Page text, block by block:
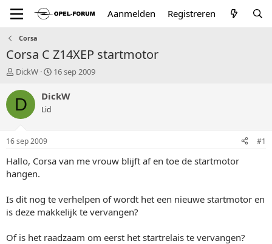
Aanmelden Registreren
Corsa
Corsa C Z14XEP startmotor
T
p
a
r
e
DickW
S
a
u
16 sep 2009
D DickW
Lid
16 sep 2009 #1
Hallo, Corsa van me vrouw blijft af en toe de startmotor
hangen.
Is dit nog te verhelpen of wordt het een nieuwe startmotor en
is deze makkelijk te vervangen?
Of is het raadzaam om eerst het startrelais te vervangen?